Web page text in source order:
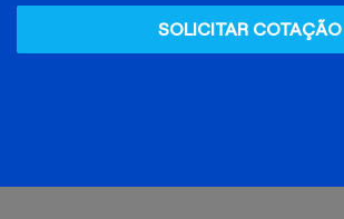
SOLICITAR COTAÇÃO